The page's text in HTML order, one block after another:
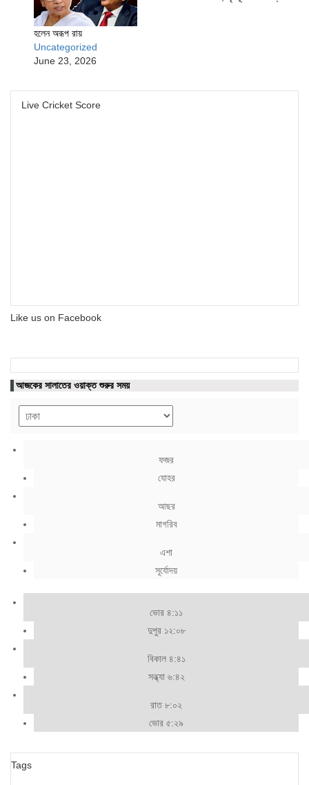
হলেন অরূপ রায়
Uncategorized
June 23, 2026
Live Cricket Score
Like us on Facebook
আজকের সালাতের ওয়াক্ত শুরুর সময়
ফজর
যোহর
আছর
মাগরিব
এশা
সূর্যোদয়
ভোর ৪:১১
দুপুর ১২:০৮
বিকাল ৪:৪১
সন্ধ্যা ৬:৪২
রাত ৮:০২
ভোর ৫:২৯
Tags